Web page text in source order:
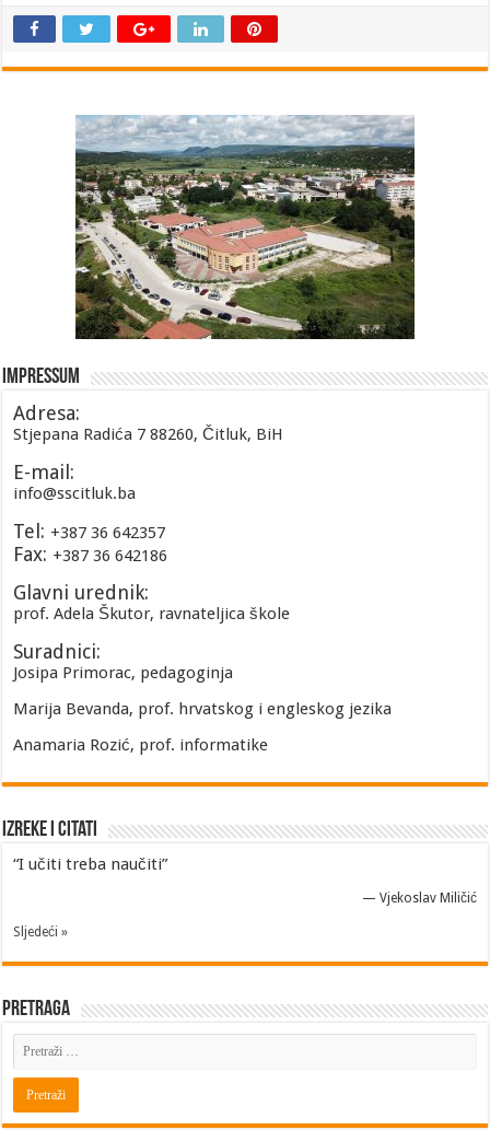
Impressum
Adresa:
Stjepana Radića 7 88260, Čitluk, BiH
E-mail:
info@sscitluk.ba
Tel: +387 36 642357
Fax: +387 36 642186
Glavni urednik:
prof. Adela Škutor, ravnateljica škole
Suradnici:
Josipa Primorac, pedagoginja
Marija Bevanda, prof. hrvatskog i engleskog jezika
Anamaria Rozić, prof. informatike
Izreke i Citati
“I učiti treba naučiti”
— Vjekoslav Miličić
Sljedeći »
Pretraga